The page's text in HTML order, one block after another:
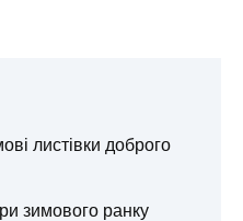
листівки доброго
зимового ранку